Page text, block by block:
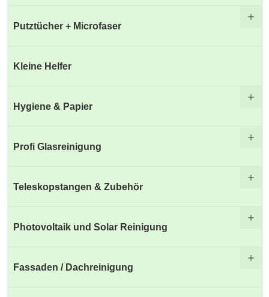
Putztücher + Microfaser
Kleine Helfer
Hygiene & Papier
Profi Glasreinigung
Teleskopstangen & Zubehör
Photovoltaik und Solar Reinigung
Fassaden / Dachreinigung